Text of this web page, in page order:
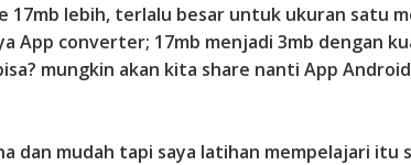
17mb lebih, terlalu besar untuk ukuran satu
App converter; 17mb menjadi 3mb dengan
mungkin akan kita share nanti App Android
dan mudah tapi saya latihan mempelajari itu